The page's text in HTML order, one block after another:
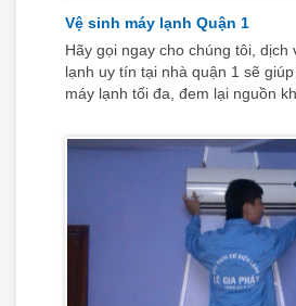
Vệ sinh máy lạnh Quận 1
Hãy gọi ngay cho chúng tôi, dịch
lạnh uy tín tại nhà quận 1 sẽ
máy lạnh tối đa, đem lại nguồn
cho cả gia đình bạn.